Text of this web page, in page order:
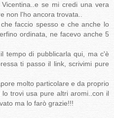
se mi credi una vera
non l'ho ancora trovata..
faccio spesso e che anche lo
ordinata, ne facevo anche 5
tempo di pubblicarla qui, ma c'è
ti passo il link, scrivimi pure
molto particolare e da proprio
trovi usa pure altri aromi..con il
ma lo farò grazie!!!